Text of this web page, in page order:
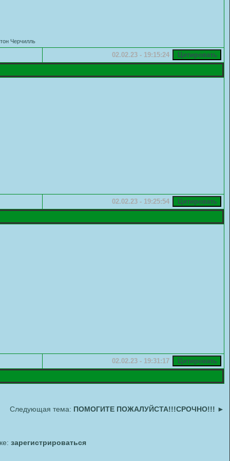
Черчилль
02.02.23 - 19:15:24
02.02.23 - 19:25:54
02.02.23 - 19:31:17
Следующая тема: ПОМОГИТЕ ПОЖАЛУЙСТА!!!СРОЧНО!!! ►
зарегистрироваться